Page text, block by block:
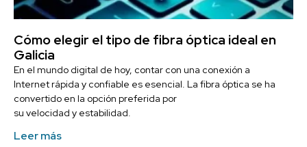
Cómo elegir el tipo de fibra óptica ideal en
Galicia
En el mundo digital de hoy, contar con una conexión a
Internet rápida y confiable es esencial. La fibra óptica se ha
convertido en la opción preferida por
su velocidad y estabilidad.
Leer más